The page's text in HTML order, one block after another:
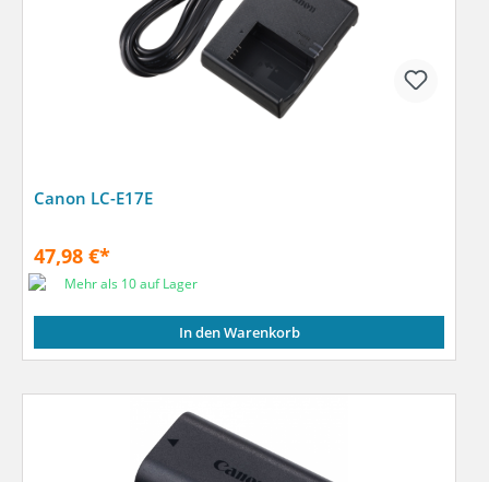
Canon LC-E17E
47,98 €*
Mehr als 10 auf Lager
In den Warenkorb